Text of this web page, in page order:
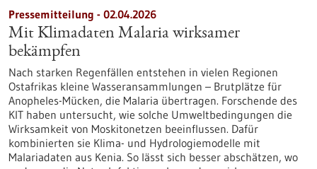
Pressemitteilung - 02.04.2026
Mit Klimadaten Malaria wirksamer
bekämpfen
Nach starken Regenfällen entstehen in vielen Regionen
Ostafrikas kleine Wasseransammlungen – Brutplätze für
Anopheles-Mücken, die Malaria übertragen. Forschende des
KIT haben untersucht, wie solche Umweltbedingungen die
Wirksamkeit von Moskitonetzen beeinflussen. Dafür
kombinierten sie Klima- und Hydrologiemodelle mit
Malariadaten aus Kenia. So lässt sich besser abschätzen, wo